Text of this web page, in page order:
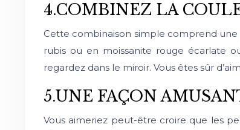
4.COMBINEZ LA
Cette combinaison simple comprend
rubis ou en moissanite rouge écarlate
regardez dans le miroir. Vous êtes sûr
5.UNE FAÇON
Vous aimeriez peut-être croire que les